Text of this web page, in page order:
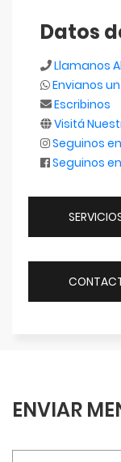
Datos
Llamanos
Envianos
Escribinos
Visitá
Seguinos
Seguinos
ENVIAR